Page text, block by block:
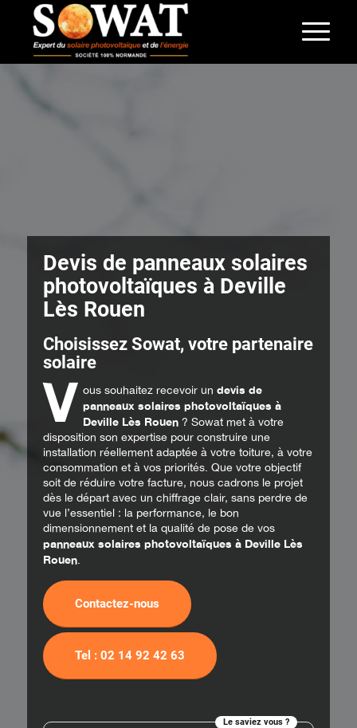
Devis de panneaux solaires
photovoltaïques à Deville
Lès Rouen
Choisissez Sowat, votre partenaire
solaire
V ous souhaitez recevoir un devis de
panneaux solaires photovoltaïques à
Deville Lès Rouen? Sowat met à votre
disposition son expertise pour construire une
installation réellement adaptée à votre toiture, à votre
consommation et à vos priorités. Que votre objectif
soit de réduire votre facture, nous cadrons le projet
dès le départ avec un chiffrage clair, sans perdre de
vue l’essentiel : la performance, le bon
dimensionnement et la qualité de pose de vos
panneaux solaires photovoltaïques à Deville Lès
Rouen.
Contactez-nous
Tel : 02 14 92 42 63
Le saviez vous ?